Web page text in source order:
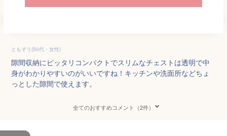
ともぞう(50代・女性)
隙間収納にピッタリコンパクトでスリムなチェストは透明で中
身がわかりやすいのがいいですね！キッチンや洗面所などちょ
っとした隙間で使えます。
全てのおすすめコメント（2件）